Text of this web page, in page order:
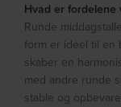
Hvad er fordelene
Runde
form er ideel til en
skaber en
med andre runde
stable og